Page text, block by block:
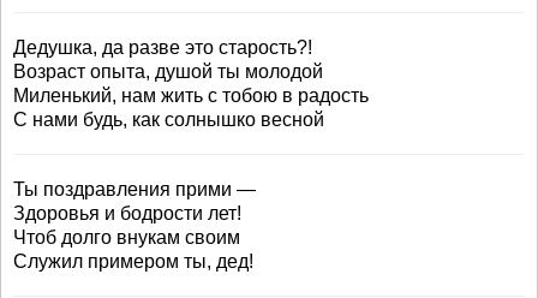
Дедушка, да разве это старость?!
Возраст опыта, душой ты молодой
Миленький, нам жить с тобою в радость
С нами будь, как солнышко весной
Ты поздравления прими —
Здоровья и бодрости лет!
Чтоб долго внукам своим
Служил примером ты, дед!